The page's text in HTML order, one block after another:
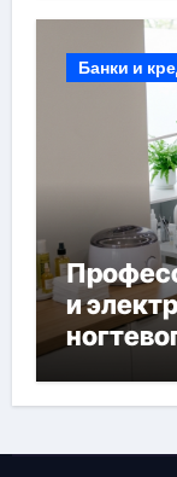
Банки и
и